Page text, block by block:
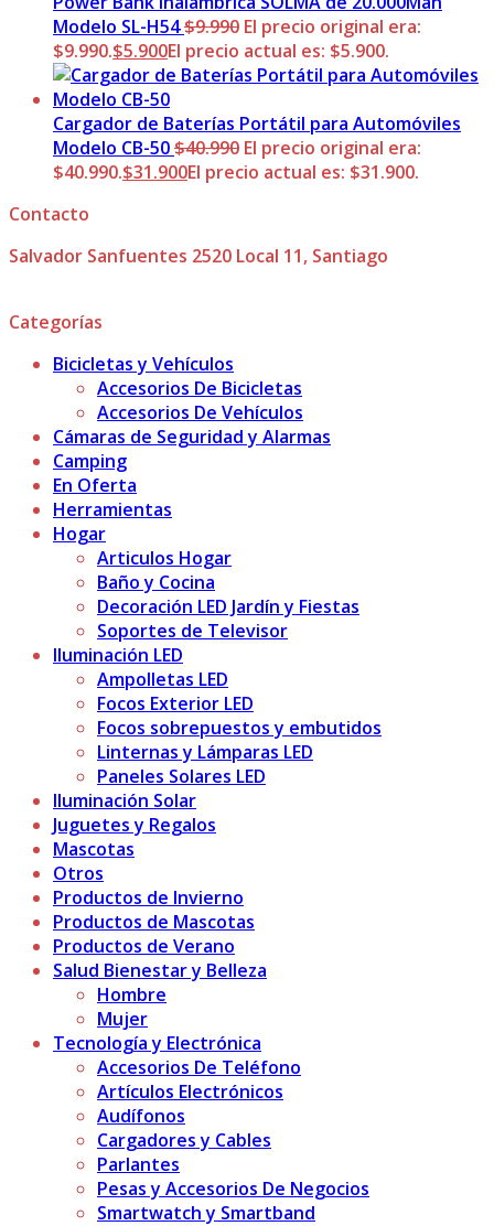
Modelo SL-H54$9.990 El precio original era:
$9.990.$5.900El precio actual es: $5.900.
Cargador de Baterías Portátil para Automóviles
Modelo CB-50$40.990 El precio original era:
$40.990.$31.900El precio actual es: $31.900.
Contacto
Salvador Sanfuentes 2520 Local 11, Santiago
Categorías
Bicicletas y Vehículos
Accesorios De Bicicletas
Accesorios De Vehículos
Cámaras de Seguridad y Alarmas
Camping
En Oferta
Herramientas
Hogar
Articulos Hogar
Baño y Cocina
Decoración LED Jardín y Fiestas
Soportes de Televisor
Iluminación LED
Ampolletas LED
Focos Exterior LED
Focos sobrepuestos y embutidos
Linternas y Lámparas LED
Paneles Solares LED
Iluminación Solar
Juguetes y Regalos
Mascotas
Otros
Productos de Invierno
Productos de Mascotas
Productos de Verano
Salud Bienestar y Belleza
Hombre
Mujer
Tecnología y Electrónica
Accesorios De Teléfono
Artículos Electrónicos
Audífonos
Cargadores y Cables
Parlantes
Pesas y Accesorios De Negocios
Smartwatch y Smartband